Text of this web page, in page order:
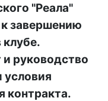
"Реала"
завершению
клубе.
и руководство
условия
контракта.